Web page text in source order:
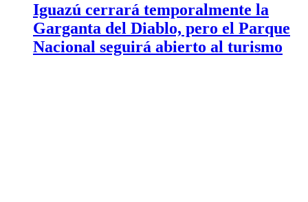
Iguazú cerrará temporalmente la
Garganta del Diablo, pero el Parque
Nacional seguirá abierto al turismo